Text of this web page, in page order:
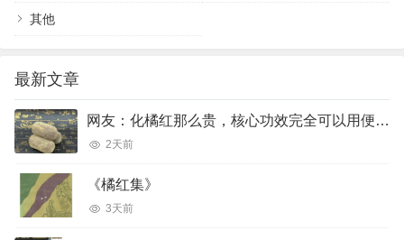
其他
最新文章
网友：化橘红那么贵，核心功效完全可以用便宜的橘红、陈皮完美代替吗？
2天前
《橘红集》
3天前